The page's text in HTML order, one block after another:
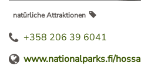
natürliche Attraktionen
+358 206 39 6041
www.nationalparks.fi/hossa